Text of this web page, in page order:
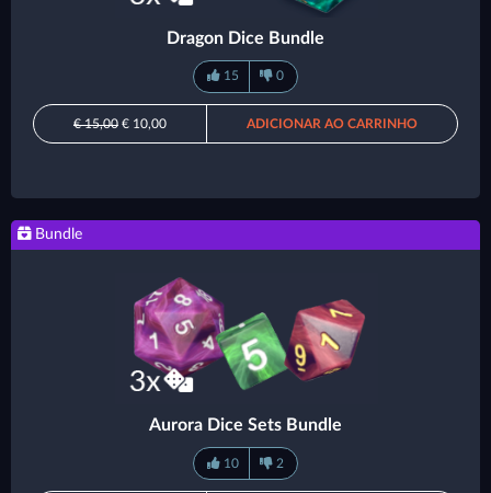
Dragon Dice Bundle
15 0
€ 15,00 € 10,00 ADICIONAR AO CARRINHO
Bundle
Aurora Dice Sets Bundle
10 2